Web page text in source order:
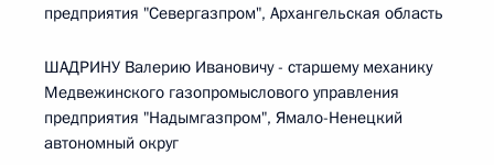
предприятия "Севергазпром", Архангельская область
ШАДРИНУ Валерию Ивановичу - старшему механику
Медвежинского газопромыслового управления
предприятия "Надымгазпром", Ямало-Ненецкий
автономный округ